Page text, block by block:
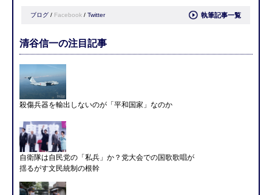
ブログ / Facebook /Twitter 執筆記事一覧
清谷信一の注目記事
殺傷兵器を輸出しないのが「平和国家」なのか
自衛隊は自民党の「私兵」か？党大会での国歌歌唱が
揺るがす文民統制の根幹